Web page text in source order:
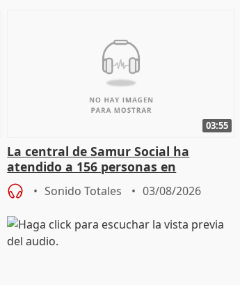
03:55
La central de Samur Social ha
atendido a 156 personas en
situación de calle durante Campaña
de CalorSonido Totales 03/08/2026